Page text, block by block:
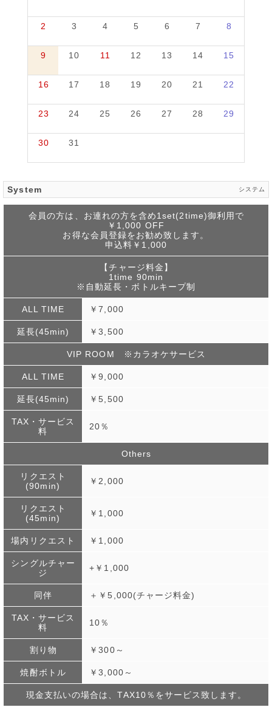
2 3 4 5 6 7 8
9 10 11 12 13 14 15
16 17 18 19 20 21 22
23 24 25 26 27 28 29
30 31
System システム
会員の方は、お連れの方を含め1set(2time)御利用で
￥1,000 OFF
お得な会員登録をお勧め致します。
申込料￥1,000
【チャージ料金】
1time 90min
※自動延長・ボトルキープ制
ALL TIME ￥7,000
延長(45min) ￥3,500
VIP ROOM ※カラオケサービス
ALL TIME ￥9,000
延長(45min) ￥5,500
TAX・サービス
料
20％
Others
リクエスト
(90min)
￥2,000
リクエスト
(45min)
￥1,000
場内リクエスト ￥1,000
シングルチャー
ジ
+￥1,000
同伴 ＋￥5,000(チャージ料金)
TAX・サービス
料
10％
割り物 ￥300～
焼酎ボトル ￥3,000～
現金支払いの場合は、TAX10％をサービス致します。